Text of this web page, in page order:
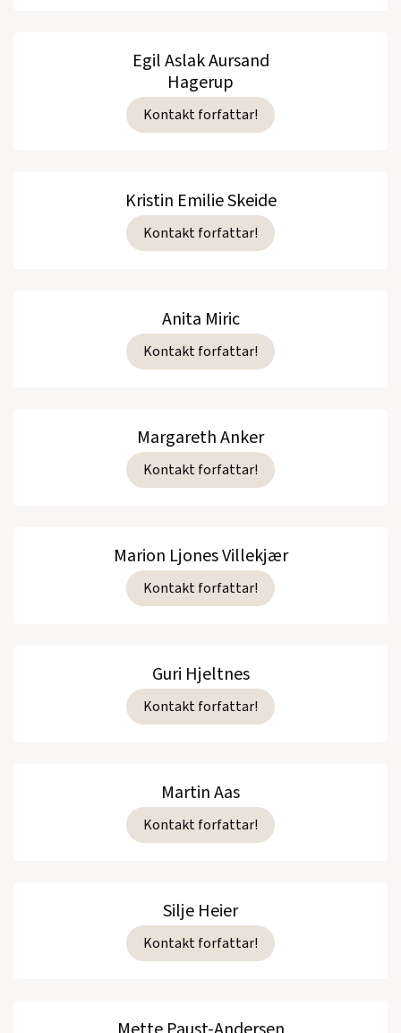
Egil Aslak Aursand
Hagerup
Kontakt forfattar!
Kristin Emilie Skeide
Kontakt forfattar!
Anita Miric
Kontakt forfattar!
Margareth Anker
Kontakt forfattar!
Marion Ljones Villekjær
Kontakt forfattar!
Guri Hjeltnes
Kontakt forfattar!
Martin Aas
Kontakt forfattar!
Silje Heier
Kontakt forfattar!